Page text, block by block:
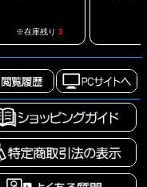
※在庫残り 3